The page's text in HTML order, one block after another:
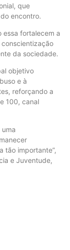
que
encontro.
essa fortalecem a
da sociedade.
objetivo
e à
reforçando a
100, canal
tão importante”,
e Juventude,